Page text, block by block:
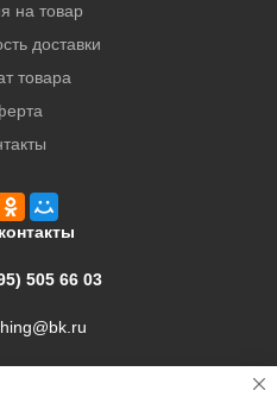
на товар
доставки
товара
505 66 03